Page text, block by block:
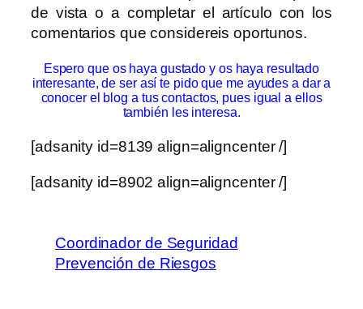
de vista o a completar el artículo con los
comentarios que considereis oportunos.
Espero que os haya gustado y os haya resultado
interesante, de ser así te pido que me ayudes a dar a
conocer el blog a tus contactos, pues igual a ellos
también les interesa.
[adsanity id=8139 align=aligncenter /]
[adsanity id=8902 align=aligncenter /]
Coordinador de Seguridad
Prevención de Riesgos